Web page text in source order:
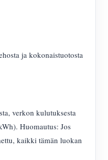
ja kokonaistuotosta
verkon kulutuksesta
Huomautus: Jos
kaikki tämän luokan